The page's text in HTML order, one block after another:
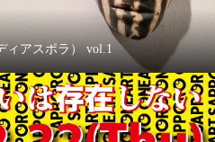
ィアスポラ） vol.1